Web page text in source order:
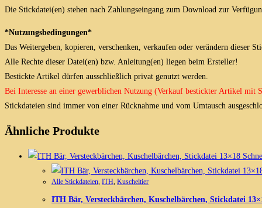
Die Stickdatei(en) stehen nach Zahlungseingang zum Download zur
*Nutzungsbedingungen*
Das Weitergeben, kopieren, verschenken, verkaufen oder verändern dieser
Alle Rechte dieser Datei(en) bzw. Anleitung(en) liegen beim Ersteller!
Bestickte Artikel dürfen ausschließlich privat genutzt werden.
Bei Interesse an einer gewerblichen Nutzung (Verkauf bestickter Artikel
Stickdateien sind immer von einer Rücknahme und vom Umtausch
Ähnliche Produkte
Alle Stickdateien, ITH, Kuscheltier
ITH Bär, Versteckbärchen, Kuschelbärchen, Stickdatei